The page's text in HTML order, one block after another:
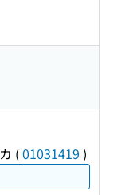
(01031419 )